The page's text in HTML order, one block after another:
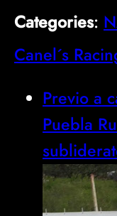
Categories:
Canel´s
Previo a
Puebla